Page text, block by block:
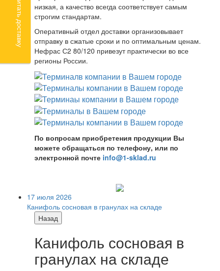
низкая, а качество всегда соответствует самым
строгим стандартам.
Оперативный отдел доставки организовывает
отправку в сжатые сроки и по оптимальным ценам.
Нефрас С2 80/120 привезут практически во все
регионы России.
По вопросам приобретения продукции Вы
можете обращаться по телефону, или по
электронной почте info@1-sklad.ru
17 июля 2026
Канифоль сосновая в гранулах на складе
Назад
Канифоль сосновая в
гранулах на складе
Рассчитать доставку